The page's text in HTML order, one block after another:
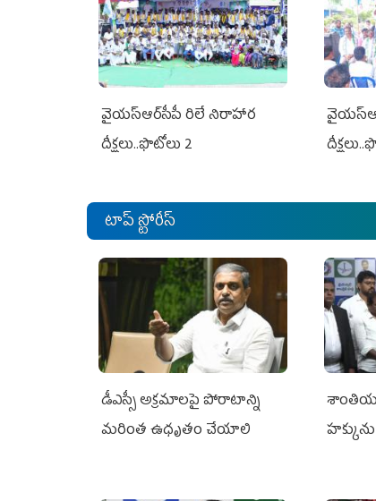
వైయ‌స్ఆర్‌సీపీ రిలే నిరాహార
దీక్షలు..ఫొటోలు 2
టాప్ స్టోరీస్
డీఎస్సీ అక్రమాలపై పోరాటాన్ని
మరింత ఉధృతం చేయాలి